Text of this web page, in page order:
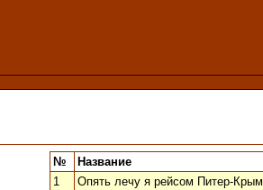
№ Название
1
Опять лечу я рейсом Питер-Крым